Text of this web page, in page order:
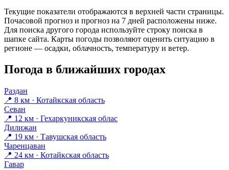
Текущие показатели отображаются в верхней части страницы.
Почасовой прогноз и прогноз на 7 дней расположены ниже.
Для поиска другого города используйте строку поиска в
шапке сайта. Карты погоды позволяют оценить ситуацию в
регионе — осадки, облачность, температуру и ветер.
Погода в ближайших городах
Раздан
📍 8 км · Котайкская область
Севан
📍 12 км · Гехаркуникская облас
Дилижан
📍 19 км · Тавушская область
Чаренцаван
📍 24 км · Котайкская область
Гавар